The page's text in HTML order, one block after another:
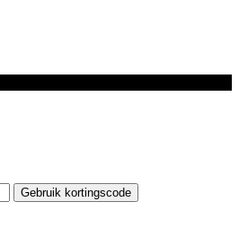
Gebruik kortingscode